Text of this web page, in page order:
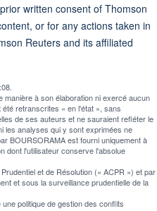
written consent of Thomson
or for any actions taken in
Reuters and its affiliated
manière à son élaboration ni exercé aucun
retranscrites « en l'état », sans
de ses auteurs et ne sauraient refléter le
les analyses qui y sont exprimées ne
BOURSORAMA est fourni uniquement à
dont l'utilisateur conserve l'absolue
et de Résolution (« ACPR ») et par
et sous la surveillance prudentielle de la
politique de gestion des conflits